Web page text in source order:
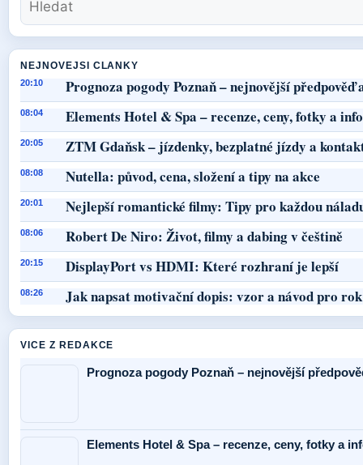
NEJNOVEJSI CLANKY
20:10 Prognoza pogody Poznaň – nejnovější předpověď
08:04 Elements Hotel & Spa – recenze, ceny, fotky a
20:05 ZTM Gdaňsk – jízdenky, bezplatné jízdy a
08:08 Nutella: původ, cena, složení a tipy na akce
20:01 Nejlepší romantické filmy: Tipy pro každou
08:06 Robert De Niro: Život, filmy a dabing v češtině
20:15 DisplayPort vs HDMI: Které rozhraní je lepší
08:26 Jak napsat motivační dopis: vzor a návod pro
VICE Z REDAKCE
Prognoza pogody Poznaň – nejnovější
Elements Hotel & Spa – recenze, ceny, fotky a